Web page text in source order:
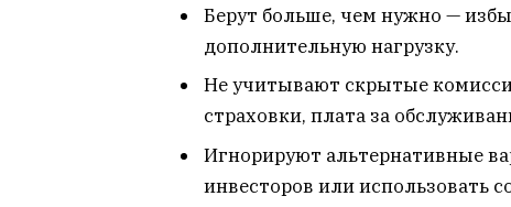
Берут больше, чем нужно —
дополнительную нагрузку.
Не учитывают скрытые
страховки, плата за
Игнорируют альтернативные
инвесторов или использовать